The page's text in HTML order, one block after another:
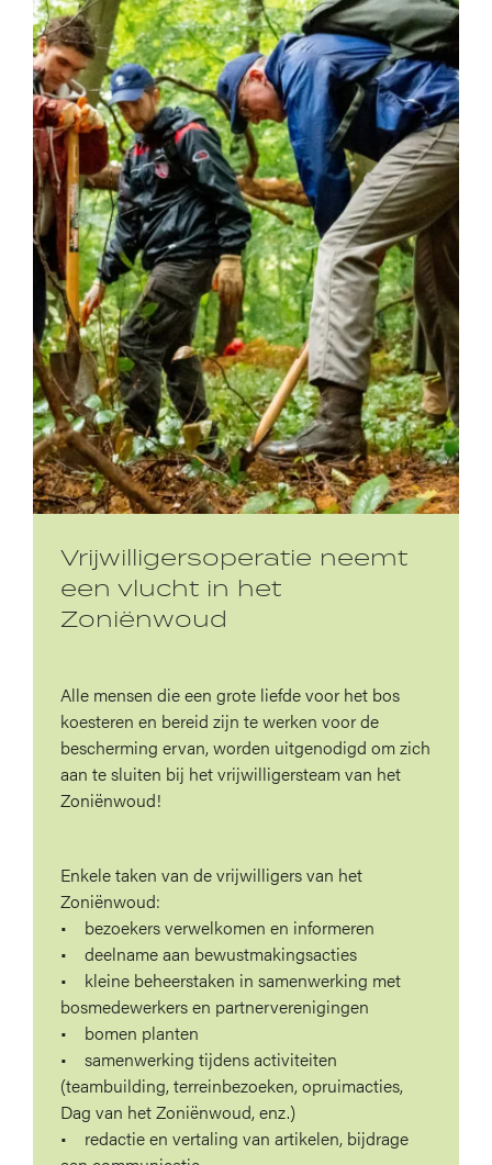
Vrijwilligersoperatie neemt
een vlucht in het
Zoniënwoud
Alle mensen die een grote liefde voor het bos
koesteren en bereid zijn te werken voor de
bescherming ervan, worden uitgenodigd om zich
aan te sluiten bij het vrijwilligersteam van het
Zoniënwoud!
Enkele taken van de vrijwilligers van het
Zoniënwoud:
• bezoekers verwelkomen en informeren
• deelname aan bewustmakingsacties
• kleine beheerstaken in samenwerking met
bosmedewerkers en partnerverenigingen
• bomen planten
• samenwerking tijdens activiteiten
(teambuilding, terreinbezoeken, opruimacties,
Dag van het Zoniënwoud, enz.)
• redactie en vertaling van artikelen, bijdrage